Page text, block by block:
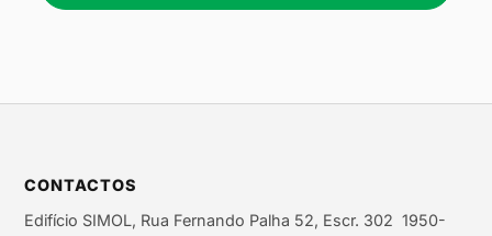
CONTACTOS
Edifício SIMOL, Rua Fernando Palha 52, Escr. 302 1950-